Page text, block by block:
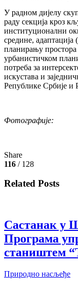
У радном дијелу
раду секција кроз
институционални
средине,
планирању
урбанистичком
потреба за
искустава и
Републике Србије и
Фотографије:
Share
116 / 128
Related Posts
Састанак у
Програма
стаништем
Природно насљеђе